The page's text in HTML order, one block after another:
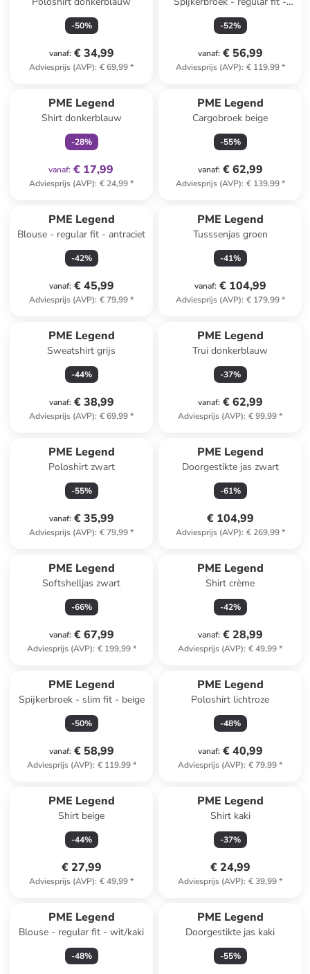
-50%
vanaf: € 34,99
Adviesprijs (AVP): € 69,99*
lichtblauw
-52%
vanaf: € 56,99
Adviesprijs (AVP): € 119,99*
PME Legend
Shirt donkerblauw
-28%
vanaf: € 17,99
Adviesprijs (AVP): € 24,99*
PME Legend
Cargobroek beige
-55%
vanaf: € 62,99
Adviesprijs (AVP): € 139,99*
PME Legend
Blouse - regular fit - antraciet
-42%
vanaf: € 45,99
Adviesprijs (AVP): € 79,99*
PME Legend
Tusssenjas groen
-41%
vanaf: € 104,99
Adviesprijs (AVP): € 179,99*
PME Legend
Sweatshirt grijs
-44%
vanaf: € 38,99
Adviesprijs (AVP): € 69,99*
PME Legend
Trui donkerblauw
-37%
vanaf: € 62,99
Adviesprijs (AVP): € 99,99*
PME Legend
Poloshirt zwart
-55%
vanaf: € 35,99
Adviesprijs (AVP): € 79,99*
PME Legend
Doorgestikte jas zwart
-61%
€ 104,99
Adviesprijs (AVP): € 269,99*
PME Legend
Softshelljas zwart
-66%
vanaf: € 67,99
Adviesprijs (AVP): € 199,99*
PME Legend
Shirt crème
-42%
vanaf: € 28,99
Adviesprijs (AVP): € 49,99*
PME Legend
Spijkerbroek - slim fit - beige
-50%
vanaf: € 58,99
Adviesprijs (AVP): € 119,99*
PME Legend
Poloshirt lichtroze
-48%
vanaf: € 40,99
Adviesprijs (AVP): € 79,99*
PME Legend
Shirt beige
-44%
€ 27,99
Adviesprijs (AVP): € 49,99*
PME Legend
Shirt kaki
-37%
€ 24,99
Adviesprijs (AVP): € 39,99*
PME Legend
Blouse - regular fit - wit/kaki
-48%
PME Legend
Doorgestikte jas kaki
-55%